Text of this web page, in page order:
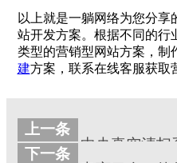
以上就是一躺网络为您分享
站开发方案。根据不同的行
类型的营销型网站方案，制
建方案，联系在线客服获取
上一条
下一条